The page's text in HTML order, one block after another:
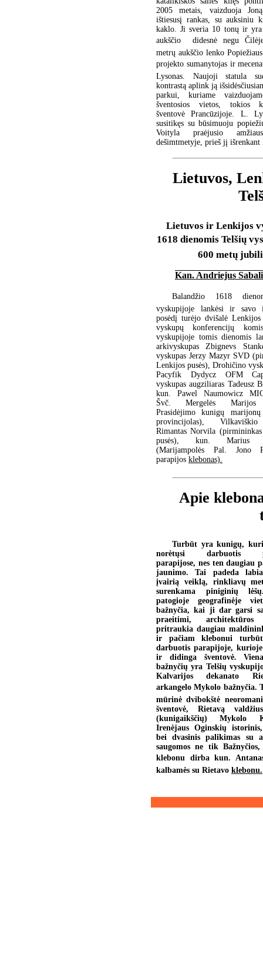
2005 metais, vaizduoja
ištiesusį rankas, su auksiniu
kaklo. Ji sveria 10 tonų ir
aukščio  didesnė negu
metrų aukščio lenko
projekto sumanytojas ir
Lysonas. Naujoji statula
kontrastą aplink ją
parkui, kuriame
šventosios vietos, tokios
šventovė Prancūzijoje. L.
susitikęs su būsimuoju
Voityla praėjusio
dešimtmetyje, prieš jį
Lietuvos,
Lietuvos ir Lenkijos
1618 dienomis Telšių
600 metų
Kan. Andriejus
Balandžio 1618
vyskupijoje lankėsi ir savo
posėdį turėjo dvišalė
vyskupų konferencijų
vyskupijoje tomis dienomis
arkivyskupas Zbignevs
vyskupas Jerzy Mazyr SVD
Lenkijos pusės), Drohičino
Pacyfik Dydycz OFM
vyskupas augziliaras Tadeusz
kun. Pawel Naumowicz
Švč. Mergelės Marijos
Prasidėjimo kunigų
provincijolas),
Rimantas Norvila
pusės), kun. Marius
(Marijampolės Pal. Jono
parapijos klebonas).
Apie
Turbūt yra kunigų,
norėtųsi darbuotis
parapijose, nes ten daugiau
jaunimo. Tai padeda
įvairią veiklą, rinkliavų
surenkama piniginių
patogioje geografinėje
bažnyčia, kai ji dar garsi
praeitimi, architektūros
pritraukia daugiau
ir pačiam klebonui
darbuotis parapijoje,
ir didinga šventovė.
bažnyčių yra Telšių
Kalvarijos dekanato
arkangelo Mykolo bažnyčia.
mūrinė dvibokštė
šventovė, Rietavą
(kunigaikščių) Mykolo
Irenėjaus Oginskių
bei dvasinis palikimas su
saugomos ne tik
klebonu dirba kun.
kalbamės su Rietavo klebonu.